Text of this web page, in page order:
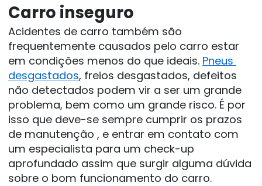
Carro inseguro
Acidentes de carro também são
frequentemente causados pelo carro estar
em condições menos do que ideais. Pneus
desgastados, freios desgastados, defeitos
não detectados podem vir a ser um grande
problema, bem como um grande risco. É por
isso que deve-se sempre cumprir os prazos
de manutenção , e entrar em contato com
um especialista para um check-up
aprofundado assim que surgir alguma dúvida
sobre o bom funcionamento do carro.